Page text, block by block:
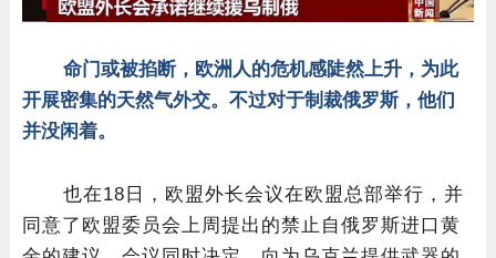
命门或被掐断，欧洲人的危机感陡然上升，为此
开展密集的天然气外交。不过对于制裁俄罗斯，他们
并没闲着。
也在18日，欧盟外长会议在欧盟总部举行，并
同意了欧盟委员会上周提出的禁止自俄罗斯进口黄